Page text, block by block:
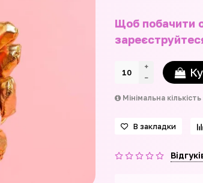
Щоб побачити
Мінімальна
В закладки